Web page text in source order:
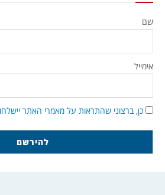
שם
אימייל
כן, ברצוני שהתראות על מאמרי האתר